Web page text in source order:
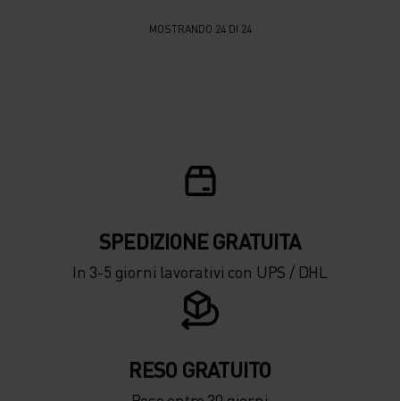
MOSTRANDO 24 DI 24
SPEDIZIONE ​​​​​​GRATUITA
In 3-5 giorni lavorativi con UPS / DHL
RESO GRATUITO